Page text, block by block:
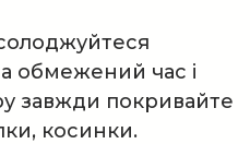
обмежений час і
завжди покривайте
косинки.